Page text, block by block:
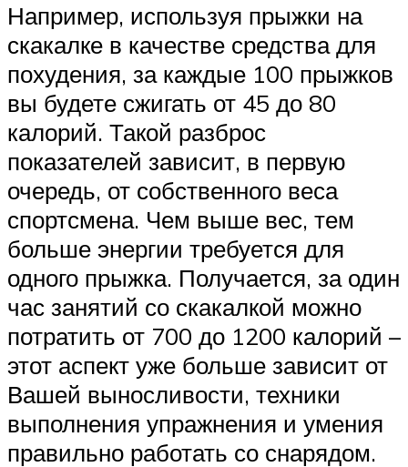
Например, используя прыжки на
скакалке в качестве средства для
похудения, за каждые 100 прыжков
вы будете сжигать от 45 до 80
калорий. Такой разброс
показателей зависит, в первую
очередь, от собственного веса
спортсмена. Чем выше вес, тем
больше энергии требуется для
одного прыжка. Получается, за один
час занятий со скакалкой можно
потратить от 700 до 1200 калорий –
этот аспект уже больше зависит от
Вашей выносливости, техники
выполнения упражнения и умения
правильно работать со снарядом.